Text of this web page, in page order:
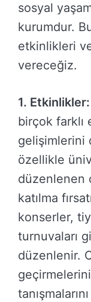
sosyal
kurumdur.
etkinlikleri
vereceğiz.
1. Etkinlikler:
birçok farklı
gelişimlerini
özellikle
düzenlenen
katılma
konserler,
turnuvaları
düzenlenir.